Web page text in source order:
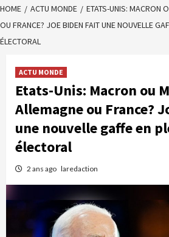
HOME ACTU MONDE
ETATS-UNIS: MACRON
OU FRANCE? JOE BIDEN FAIT UNE NOUVELLE
ÉLECTORAL
ACTU MONDE
Etats-Unis: Macron ou
Allemagne ou France?
une nouvelle gaffe en
électoral
2 ans ago laredaction